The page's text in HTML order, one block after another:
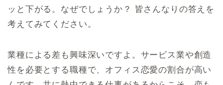
ッと下がる。なぜでしょうか？ 皆さんなりの答えを
考えてみてください。
業種による差も興味深いですよ。サービス業や創造
性を必要とする職種で、オフィス恋愛の割合が高い